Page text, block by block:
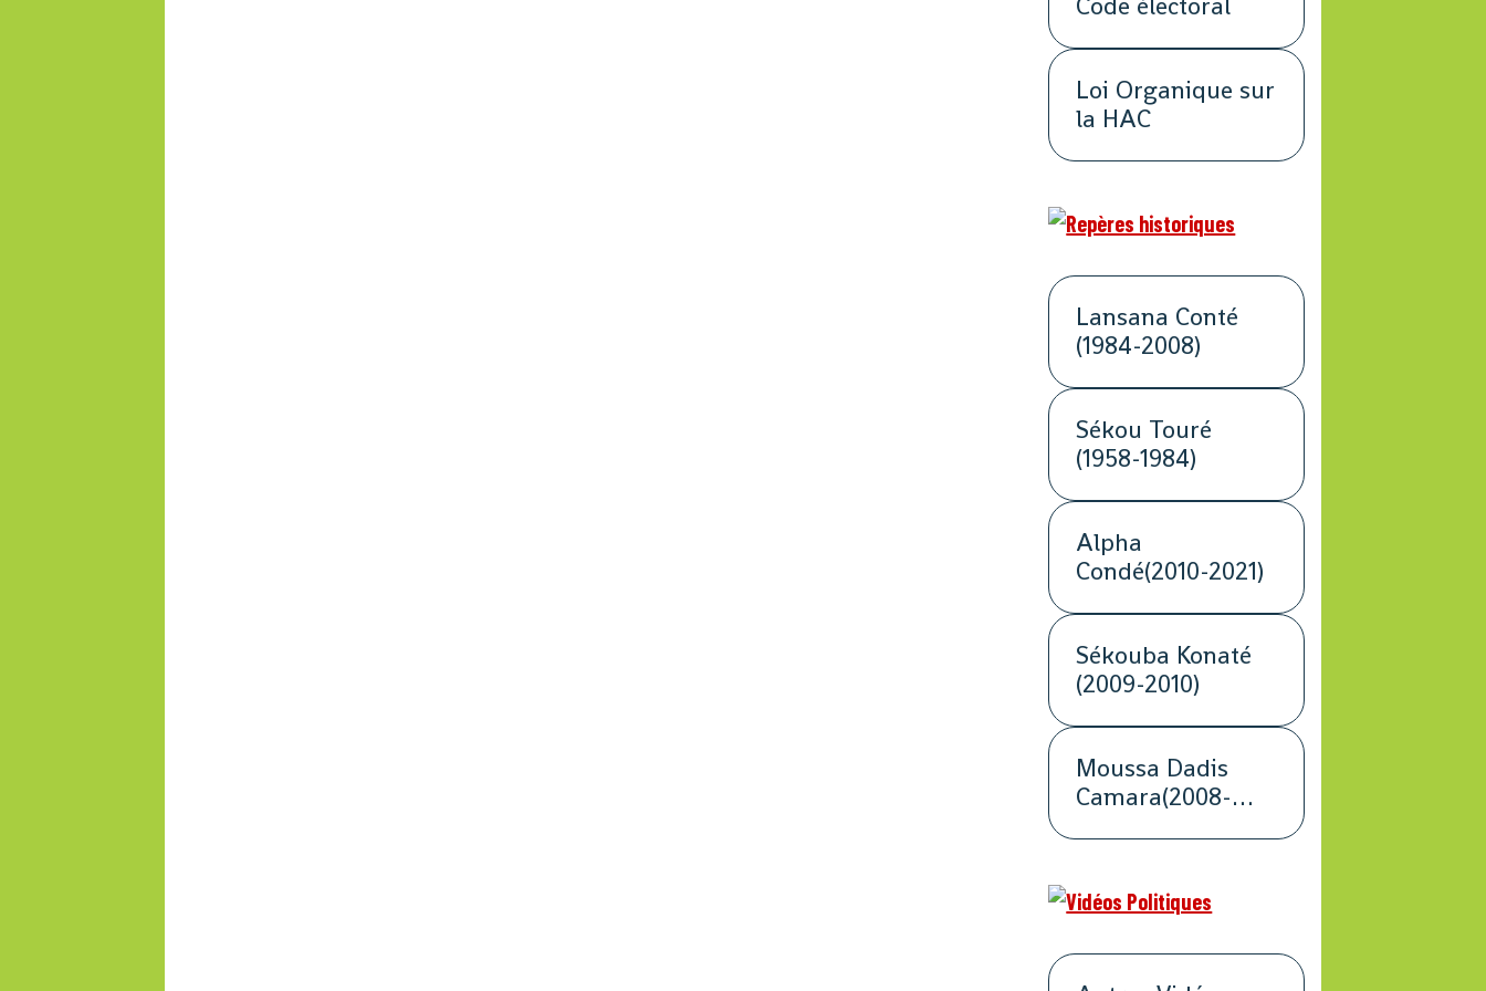
Loi Organique sur
la HAC
Lansana Conté
(1984-2008)
Sékou Touré
(1958-1984)
Alpha
Condé(2010-2021)
Sékouba Konaté
(2009-2010)
Moussa Dadis
Camara(2008-